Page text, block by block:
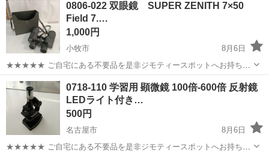
0806-022 双眼鏡 SUPER ZENITH 7×50
Field 7.…
1,000円
小牧市
8月6日
★★★★★ ご自宅にある不要品を是非ジモティースポットへお持ち込
みしませんか？ 家電、趣味・スポーツ・レジャー用品、こども用品、
衣料服飾品、生活雑貨、家具、本、CD・DVDなどが無料でまとめて持
ち込めます！ ※詳細はこ...
愛知 小牧市 望遠鏡、顕微鏡 双眼鏡
0718-110 学習用 顕微鏡 100倍-600倍 反射鏡
LEDライト付き…
500円
名古屋市
8月6日
★★★★★ ご自宅にある不要品を是非ジモティースポットへお持ち込